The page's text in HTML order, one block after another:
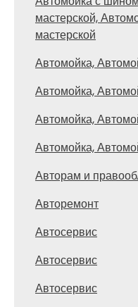
мастерской,
мастерской
Автомойка,
Автомойка,
Автомойка,
Автомойка,
Авторам и
Авторемонт
Автосервис
Автосервис
Автосервис